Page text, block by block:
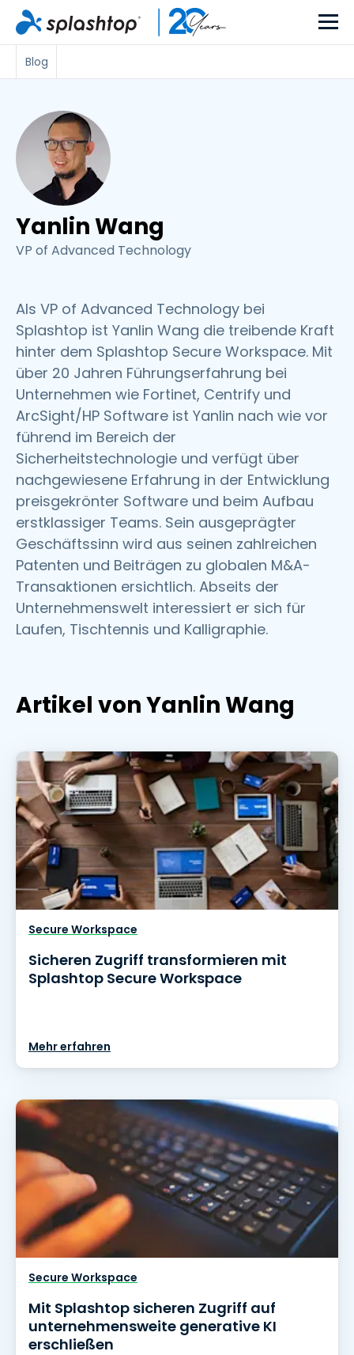
Blog
Yanlin Wang
VP of Advanced Technology
Als VP of Advanced Technology bei
Splashtop ist Yanlin Wang die treibende Kraft
hinter dem Splashtop Secure Workspace. Mit
über 20 Jahren Führungserfahrung bei
Unternehmen wie Fortinet, Centrify und
ArcSight/HP Software ist Yanlin nach wie vor
führend im Bereich der
Sicherheitstechnologie und verfügt über
nachgewiesene Erfahrung in der Entwicklung
preisgekrönter Software und beim Aufbau
erstklassiger Teams. Sein ausgeprägter
Geschäftssinn wird aus seinen zahlreichen
Patenten und Beiträgen zu globalen M&A-
Transaktionen ersichtlich. Abseits der
Unternehmenswelt interessiert er sich für
Laufen, Tischtennis und Kalligraphie.
Artikel von Yanlin Wang
Secure Workspace
Sicheren Zugriff transformieren mit
Splashtop Secure Workspace
Mehr erfahren
Secure Workspace
Mit Splashtop sicheren Zugriff auf
unternehmensweite generative KI
erschließen